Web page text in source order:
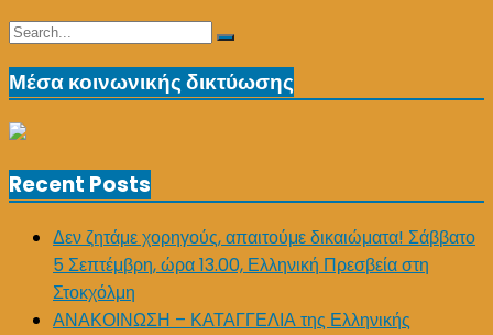
Search
Search
Μέσα κοινωνικής δικτύωσης
Recent Posts
Δεν ζητάμε χορηγούς, απαιτούμε δικαιώματα! Σάββατο
5 Σεπτέμβρη, ώρα 13.00, Ελληνική Πρεσβεία στη
Στοκχόλμη
ΑΝΑΚΟΙΝΩΣΗ – ΚΑΤΑΓΓΕΛΙΑ της Ελληνικής